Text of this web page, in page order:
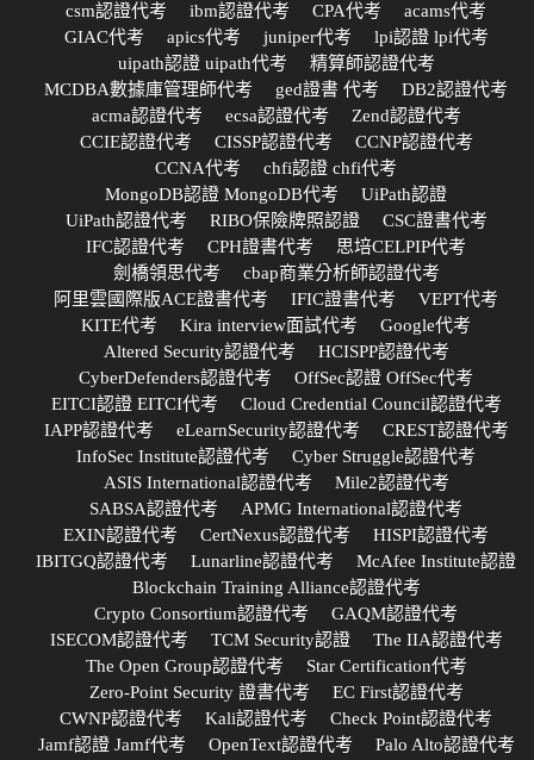
csm認證代考
ibm認證代考 CPA代考
acams代考
GIAC代考
apics代考 juniper代考
lpi認證 lpi代考
uipath認證 uipath代考
精算師認證代考
MCDBA數據庫管理師代考
ged證書 代考
DB2認證代考
acma認證代考
ecsa認證代考
Zend認證代考
CCIE認證代考
CISSP認證代考
CCNP認證代考
CCNA代考
chfi認證 chfi代考
MongoDB認證 MongoDB代考
UiPath認證
UiPath認證代考
RIBO保險牌照認證
CSC證書代考
IFC認證代考
CPH證書代考
思培CELPIP代考
劍橋領思代考
cbap商業分析師認證代考
阿里雲國際版ACE證書代考
IFIC證書代考
VEPT代考
KITE代考
Kira interview面試代考
Google代考
Altered Security認證代考
HCISPP認證代考
CyberDefenders認證代考
OffSec認證 OffSec代考
EITCI認證 EITCI代考
Cloud Credential Council認證代考
IAPP認證代考
eLearnSecurity認證代考
CREST認證代考
InfoSec Institute認證代考
Cyber Struggle認證代考
ASIS International認證代考
Mile2認證代考
SABSA認證代考
APMG International認證代考
EXIN認證代考
CertNexus認證代考
HISPI認證代考
IBITGQ認證代考
Lunarline認證代考
McAfee Institute認證
Blockchain Training Alliance認證代考
Crypto Consortium認證代考
GAQM認證代考
ISECOM認證代考
TCM Security認證
The IIA認證代考
The Open Group認證代考
Star Certification代考
Zero-Point Security 證書代考
EC First認證代考
CWNP認證代考
Kali認證代考
Check Point認證代考
Jamf認證 Jamf代考
OpenText認證代考
Palo Alto認證代考